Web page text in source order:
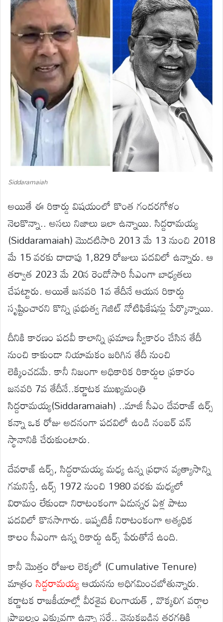
Siddaramaiah
అయితే ఈ రికార్డు విషయంలో కొంత గందరగోళం
నెలకొన్నా.. అసలు నిజాలు ఇలా ఉన్నాయి. సిద్దరామయ్య
(Siddaramaiah) మొదటిసారి 2013 మే 13 నుంచి 2018
మే 15 వరకు దాదాపు 1,829 రోజులు పదవిలో ఉన్నారు. ఆ
తర్వాత 2023 మే 20న రెండోసారి సీఎంగా బాధ్యతలు
చేపట్టారు. అయితే జనవరి 1వ తేదీనే ఆయన రికార్డు
సృష్టించారని కొన్ని ప్రభుత్వ గెజిట్ నోటిఫికేషన్లు పేర్కొన్నాయి.
దీనికి కారణం పదవీ కాలాన్ని ప్రమాణ స్వీకారం చేసిన తేదీ
నుంచి కాకుండా నియామకం జరిగిన తేదీ నుంచి
లెక్కించడమే. కానీ నిజంగా అధికారిక రికార్డుల ప్రకారం
జనవరి 7వ తేదీనే..కర్ణాటక ముఖ్యమంత్రి
సిద్దరామయ్య(Siddaramaiah) ..మాజీ సీఎం దేవరాజ్ ఉర్స్
కన్నా ఒక రోజు అదనంగా పదవిలో ఉండి నంబర్ వన్
స్థానానికి చేరుకుంటారు.
దేవరాజ్ ఉర్స్, సిద్దరామయ్య మధ్య ఉన్న ప్రధాన వ్యత్యాసాన్ని
గమనిస్తే, ఉర్స్ 1972 నుంచి 1980 వరకు మధ్యలో
విరామం లేకుండా నిరాటంకంగా ఏడున్నర ఏళ్ల పాటు
పదవిలో కొనసాగారు. ఇప్పటికీ నిరాటంకంగా అత్యధిక
కాలం సీఎంగా ఉన్న రికార్డు ఉర్స్ పేరుతోనే ఉంది.
కానీ మొత్తం రోజుల లెక్కలో (Cumulative Tenure)
మాత్రం సిద్దరామయ్యఆయనను అధిగమించబోతున్నారు.
కర్ణాటక రాజకీయాల్లో వీరశైవ లింగాయత్ , వొక్కలిగ వర్గాల
ప్రాబల్యం ఎక్కువగా ఉన్నా సరే.. వెనుకబడిన తరగతికి